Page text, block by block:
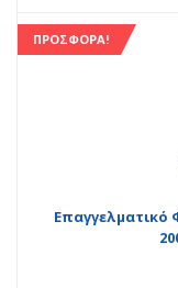
ΠΡΟΣΦΟΡΆ!
Επαγγελματικό